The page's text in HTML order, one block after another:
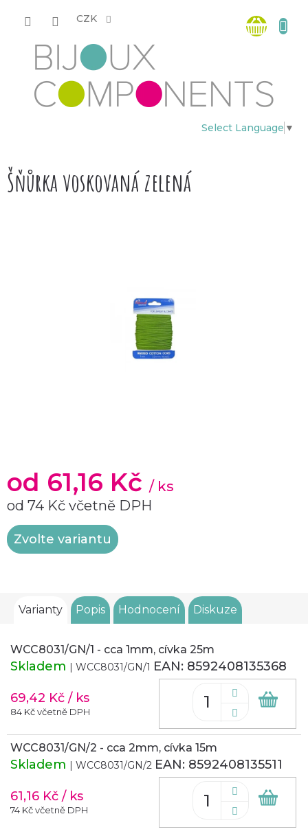
CZK
Select Language ▼
košík
Šňůrka voskovaná zelená
od 61,16 Kč / ks
od 74 Kč včetně DPH
Měrná
cena:
Zvolte variantu
Varianty Popis Hodnocení Diskuze
WCC8031/GN/1 - cca 1mm, cívka 25m
Skladem | WCC8031/GN/1 EAN: 8592408135368
69,42 Kč / ks
84 Kč včetně DPH
WCC8031/GN/2 - cca 2mm, cívka 15m
Skladem | WCC8031/GN/2 EAN: 8592408135511
61,16 Kč / ks
74 Kč včetně DPH